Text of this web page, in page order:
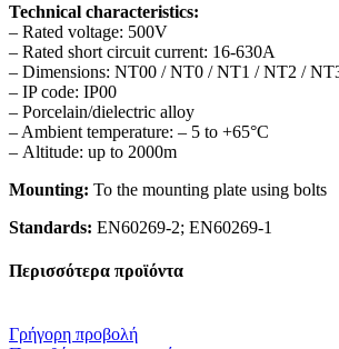
Technical characteristics:
– Rated voltage: 500V
– Rated short circuit current: 16-630А
– Dimensions: NT00 / NT0 / NT1 / NT2 /
– IP code: IP00
– Porcelain/dielectric alloy
– Ambient temperature: – 5 to +65°С
– Altitude: up to 2000m
Mounting: To the mounting plate using bolts
Standards: EN60269-2; EN60269-1
Περισσότερα προϊόντα
Γρήγορη προβολή